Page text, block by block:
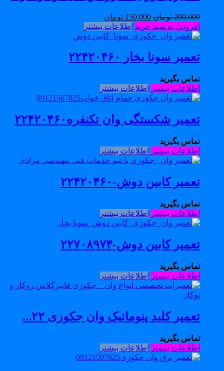
200,000 تومان 150,000 تومان
افزودن به سبد خرید اطلاعات بیشتر
تعمیر سونا بخار ۲۲۴۲۰۴۶۰
تماس بگیرید
اطلاعات بیشتر اطلاعات بیشتر
تعمیر شکستگی وان تکنفره۲۲۴۲۰۴۶۰
تماس بگیرید
اطلاعات بیشتر اطلاعات بیشتر
تعمیر کابین دوش-۲۲۴۲۰۴۶۰
تماس بگیرید
اطلاعات بیشتر اطلاعات بیشتر
تعمیر کابین دوش-۲۲۷۰۸۹۷۴
تماس بگیرید
اطلاعات بیشتر اطلاعات بیشتر
تعمیر کلید پنوماتیک وان جکوزی ۲۲...
تماس بگیرید
اطلاعات بیشتر اطلاعات بیشتر